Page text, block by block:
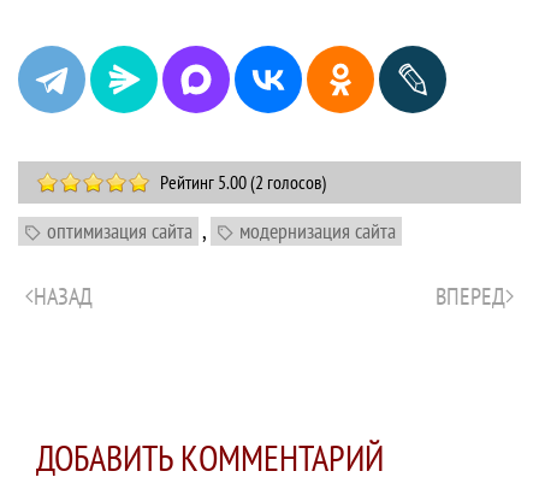
Рейтинг 5.00 (2 голосов)
оптимизация сайта , модернизация сайта
НАЗАД ВПЕРЕД
ДОБАВИТЬ КОММЕНТАРИЙ